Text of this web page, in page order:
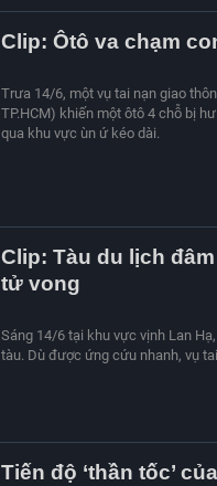
Clip: Ôtô va chạm
Trưa 14/6, một vụ tai nạn giao
TP.HCM) khiến một ôtô 4 chỗ bị
qua khu vực ùn ứ kéo dài.
Clip: Tàu du lịch
tử vong
Sáng 14/6 tại khu vực vịnh Lan
tàu. Dù được ứng cứu nhanh, vụ
Tiến độ ‘thần tốc’